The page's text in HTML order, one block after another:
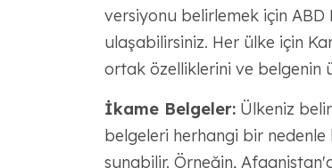
versiyonu belirlemek için ABD
ulaşabilirsiniz. Her ülke için
ortak özelliklerini ve belgenin
İkame Belgeler:Ülkeniz
belgeleri herhangi bir nedenle
sunabilir. Örneğin,